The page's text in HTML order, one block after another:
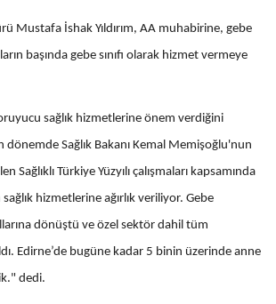
Mustafa İshak Yıldırım, AA muhabirine, gebe
başında gebe sınıfı olarak hizmet vermeye
sağlık hizmetlerine önem verdiğini
dönemde Sağlık Bakanı Kemal Memişoğlu'nun
Türkiye Yüzyılı çalışmaları kapsamında
hizmetlerine ağırlık veriliyor. Gebe
dönüştü ve özel sektör dahil tüm
Edirne’de bugüne kadar 5 binin üzerinde anne
dedi.